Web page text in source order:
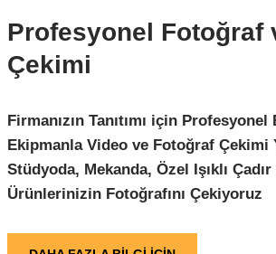
Profesyonel Fotoğraf
Çekimi
Firmanızın Tanıtımı için Profesyonel
Ekipmanla Video ve Fotoğraf Çekimi
Stüdyoda, Mekanda, Özel Işıklı
Ürünlerinizin Fotoğrafını Çekiyoruz